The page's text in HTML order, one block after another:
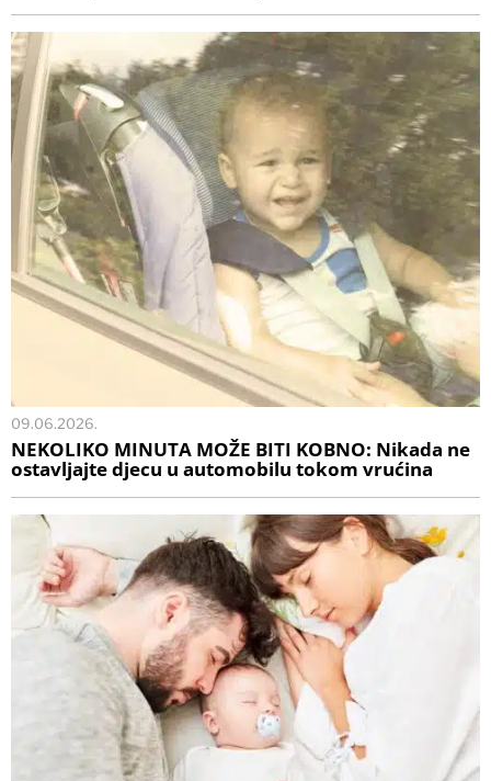
09.06.2026.
NEKOLIKO MINUTA MOŽE BITI KOBNO: Nikada ne
ostavljajte djecu u automobilu tokom vrućina